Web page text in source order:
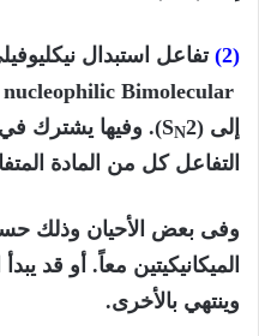
(2)
تفاعل استبدال
إلى (S N
2). وفيها يشترك
التفاعل كل من المادة
وفى بعض الأحيان وذلك
الميكانيكيتين معاً. أو قد
وينتهي بالأخرى.